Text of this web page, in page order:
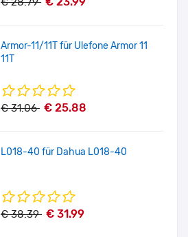
Armor-11/11T für Ulefone Armor 11
11T
€ 31.06 € 25.88
L018-40 für Dahua L018-40
€ 38.39 € 31.99